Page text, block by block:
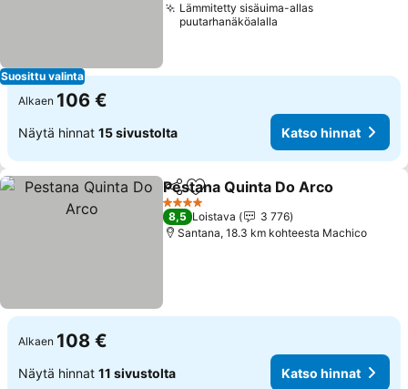
Suosittu valinta
Lämmitetty sisäuima-allas
puutarhanäköalalla
Alkaen 106 €
Näytä hinnat 15 sivustolta Katso hinnat
Jaa Lisää suosikkeihin
Pestana Quinta Do Arco
4 Tähtiluokitus
8,5 Loistava
3 776
Santana, 18.3 km kohteesta Machico
Alkaen 108 €
Näytä hinnat 11 sivustolta Katso hinnat